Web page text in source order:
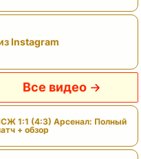
Instagram
Все видео
1:1 (4:3) Арсенал: Полный
+ обзор